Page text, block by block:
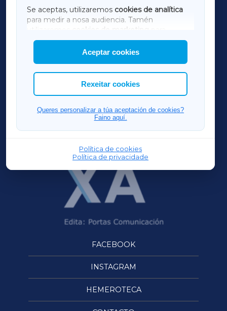
Se aceptas, utilizaremos cookies de analítica
para medir a nosa audiencia. Tamén
utilizaremos
cookies de marketing
mostrar publicidade de terceiros.
Así mesmo, podes personalizar a elección das
cookies que desexas permitir.
Aceptar cookies
Rexeitar cookies
Queres personalizar a túa aceptación de cookies?
Faino aquí.
Política de cookies
Política de privacidade
AMARIÑAXA
RIBEIRASACRAXA
ACORUÑAXA
FERROLXA
OURENSEXA
FACEBOOK
INSTAGRAM
HEMEROTECA